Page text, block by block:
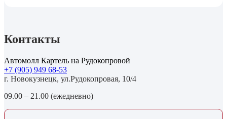
Контакты
Автомолл Картель на Рудокопровой
+7 (905) 949 68-53
г. Новокузнецк, ул.Рудокопровая, 10/4
09.00 – 21.00 (ежедневно)